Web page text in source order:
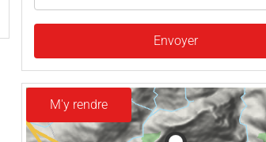
Envoyer
M'y rendre